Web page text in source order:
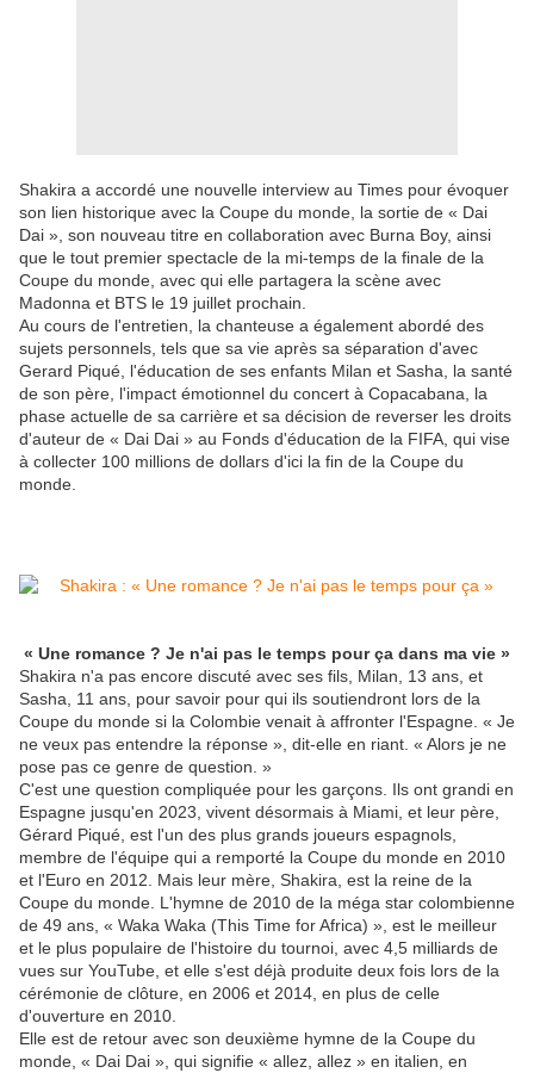
Shakira a accordé une nouvelle interview au Times pour évoquer
son lien historique avec la Coupe du monde, la sortie de « Dai
Dai », son nouveau titre en collaboration avec Burna Boy, ainsi
que le tout premier spectacle de la mi-temps de la finale de la
Coupe du monde, avec qui elle partagera la scène avec
Madonna et BTS le 19 juillet prochain.
Au cours de l'entretien, la chanteuse a également abordé des
sujets personnels, tels que sa vie après sa séparation d'avec
Gerard Piqué, l'éducation de ses enfants Milan et Sasha, la santé
de son père, l'impact émotionnel du concert à Copacabana, la
phase actuelle de sa carrière et sa décision de reverser les droits
d'auteur de « Dai Dai » au Fonds d'éducation de la FIFA, qui vise
à collecter 100 millions de dollars d'ici la fin de la Coupe du
monde.
« Une romance ? Je n'ai pas le temps pour ça dans ma vie »
Shakira n'a pas encore discuté avec ses fils, Milan, 13 ans, et
Sasha, 11 ans, pour savoir pour qui ils soutiendront lors de la
Coupe du monde si la Colombie venait à affronter l'Espagne. « Je
ne veux pas entendre la réponse », dit-elle en riant. « Alors je ne
pose pas ce genre de question. »
C'est une question compliquée pour les garçons. Ils ont grandi en
Espagne jusqu'en 2023, vivent désormais à Miami, et leur père,
Gérard Piqué, est l'un des plus grands joueurs espagnols,
membre de l'équipe qui a remporté la Coupe du monde en 2010
et l'Euro en 2012. Mais leur mère, Shakira, est la reine de la
Coupe du monde. L'hymne de 2010 de la méga star colombienne
de 49 ans, « Waka Waka (This Time for Africa) », est le meilleur
et le plus populaire de l'histoire du tournoi, avec 4,5 milliards de
vues sur YouTube, et elle s'est déjà produite deux fois lors de la
cérémonie de clôture, en 2006 et 2014, en plus de celle
d'ouverture en 2010.
Elle est de retour avec son deuxième hymne de la Coupe du
monde, « Dai Dai », qui signifie « allez, allez » en italien, en